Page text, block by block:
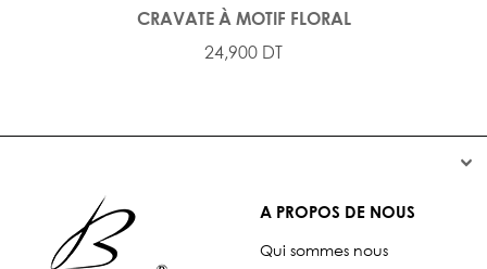
CRAVATE À MOTIF FLORAL
24,900 DT


A PROPOS DE NOUS
Qui sommes nous